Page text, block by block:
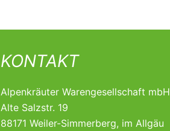
KONTAKT
Alpenkräuter Warengesellschaft mbH
Alte Salzstr. 19
88171 Weiler-Simmerberg, im Allgäu